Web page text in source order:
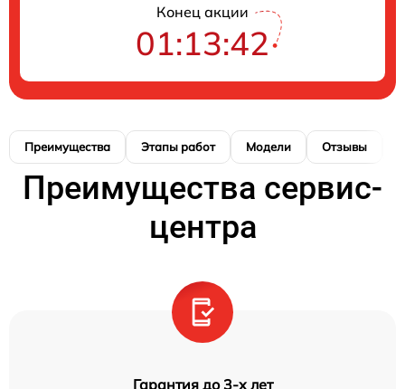
Конец акции
01:13:42
Преимущества Этапы работ Модели Отзывы
Преимущества сервис-
центра
Гарантия до 3-х лет